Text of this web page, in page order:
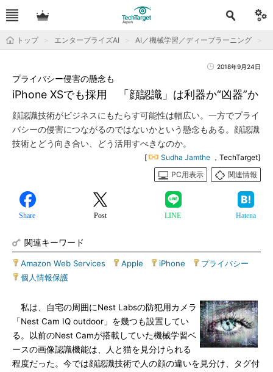
トップ エンタープライズAI AI／機械学習／ディープラーニング
2018年9月24日
iPhone XSでも採用 「顔認識」は利器か“凶器”か
プライバシー侵害の懸念も
顔認識技術がビジネスにもたらす可能性は幅広い。一方でプライ
バシーの侵害につながるのではないかという懸念もある。顔認識
技術とどう向き合い、どう活用すべきなのか。
[ Sudha Jamthe ，TechTarget]
PC用表示
関連情報
Share Post LINE Hatena
関連キーワード
Amazon Web Services Apple iPhone プライバシー
個人情報保護
私は、自宅の周囲にNest Labsの防犯用カメラ
「Nest Cam IQ outdoor」を幾つも設置してい
る。以前のNest Camが搭載していた機械学習ベ
ースの画像認識機能は、人と猫を見分けられる
程度だった。今では顔認識技術で人の顔の違いを見分け、タグ付